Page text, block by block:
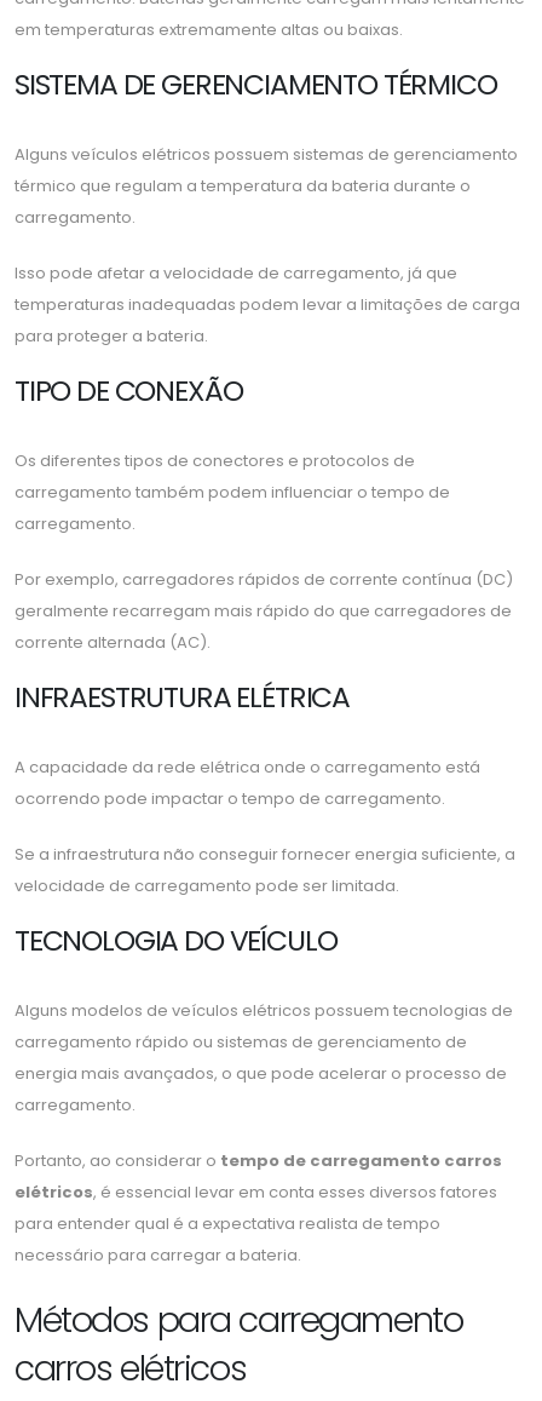
em temperaturas extremamente altas ou baixas.
SISTEMA DE GERENCIAMENTO TÉRMICO
Alguns veículos elétricos possuem sistemas de gerenciamento
térmico que regulam a temperatura da bateria durante o
carregamento.
Isso pode afetar a velocidade de carregamento, já que
temperaturas inadequadas podem levar a limitações de carga
para proteger a bateria.
TIPO DE CONEXÃO
Os diferentes tipos de conectores e protocolos de
carregamento também podem influenciar o tempo de
carregamento.
Por exemplo, carregadores rápidos de corrente contínua (DC)
geralmente recarregam mais rápido do que carregadores de
corrente alternada (AC).
INFRAESTRUTURA ELÉTRICA
A capacidade da rede elétrica onde o carregamento está
ocorrendo pode impactar o tempo de carregamento.
Se a infraestrutura não conseguir fornecer energia suficiente, a
velocidade de carregamento pode ser limitada.
TECNOLOGIA DO VEÍCULO
Alguns modelos de veículos elétricos possuem tecnologias de
carregamento rápido ou sistemas de gerenciamento de
energia mais avançados, o que pode acelerar o processo de
carregamento.
Portanto, ao considerar o tempo de carregamento carros
elétricos, é essencial levar em conta esses diversos fatores
para entender qual é a expectativa realista de tempo
necessário para carregar a bateria.
Métodos para carregamento
carros elétricos